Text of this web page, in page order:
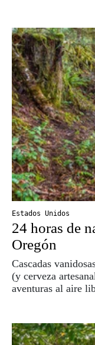
Estados Unidos
24 horas de
Oregón
Cascadas
(y cerveza
aventuras al aire